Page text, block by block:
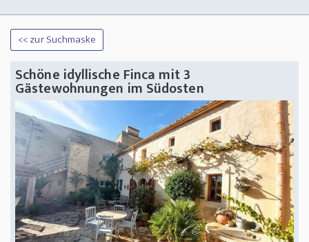
<< zur Suchmaske
Schöne idyllische Finca mit 3
Gästewohnungen im Südosten